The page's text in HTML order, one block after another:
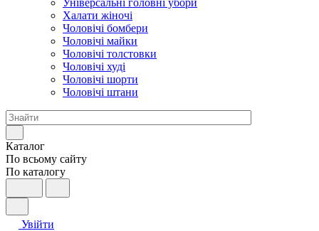
Універсальні головні убори
Халати жіночі
Чоловічі бомбери
Чоловічі майки
Чоловічі толстовки
Чоловічі худі
Чоловічі шорти
Чоловічі штани
Каталог
По всьому сайту
По каталогу
Увійти